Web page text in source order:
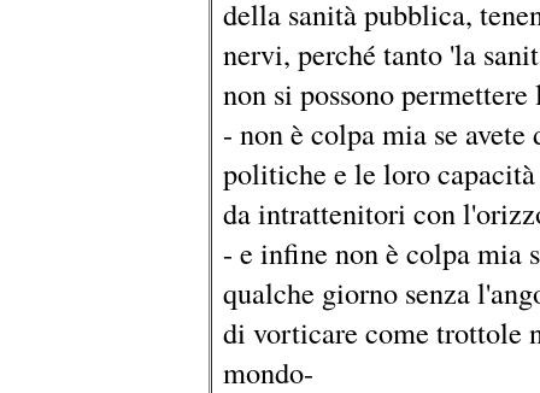
della sanità pubblica,
nervi, perché tanto 'la
non si possono
- non è colpa mia se
politiche e le loro
da intrattenitori con
- e infine non è colpa mia
qualche giorno senza
di vorticare come trottole
mondo-